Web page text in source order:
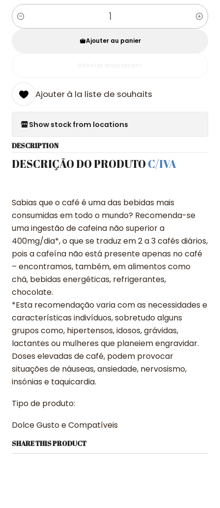
Quantité
Ajouter au panier
Ajouter à la liste de souhaits
Show stock from locations
DESCRIPTION
DESCRIÇÃO DO PRODUTOC/IVA
Sabias que o café é uma das bebidas mais
consumidas em todo o mundo? Recomenda-se
uma ingestão de cafeina não superior a
400mg/dia*, o que se traduz em 2 a 3 cafés diários,
pois a cafeína não está presente apenas no café
– encontramos, também, em alimentos como
chá, bebidas energéticas, refrigerantes,
chocolate.
*Esta recomendação varia com as necessidades e
características indivíduos, sobretudo alguns
grupos como, hipertensos, idosos, grávidas,
lactantes ou mulheres que planeiem engravidar.
Doses elevadas de café, podem provocar
situações de náuseas, ansiedade, nervosismo,
insónias e taquicardia.
Tipo de produto:
Dolce Gusto e Compatíveis
SHARE THIS PRODUCT